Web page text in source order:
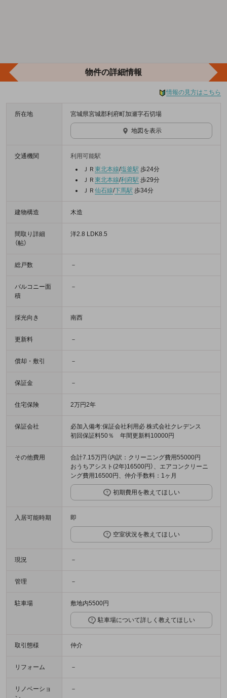
物件の詳細情報
情報の見方はこちら
所在地 宮城県宮城郡利府町加瀬字石切場
地図を表示
交通機関
利用可能駅
ＪＲ 東北本線/塩釜駅 歩24分
ＪＲ 東北本線/利府駅 歩29分
ＪＲ 仙石線/下馬駅 歩34分
建物構造 木造
間取り詳細
（帖）
洋2.8 LDK8.5
総戸数 －
バルコニー面
積
－
採光向き 南西
更新料 －
償却・敷引 －
保証金 －
住宅保険 2万円2年
保証会社
必加入備考:保証会社利用必 株式会社クレデンス
初回保証料50％ 年間更新料10000円
その他費用
合計7.15万円（内訳：クリーニング費用55000円
おうちアシスト(2年)16500円）、エアコンクリーニ
ング費用16500円、仲介手数料：1ヶ月
初期費用を教えてほしい
入居可能時期 即
空室状況を教えてほしい
現況 －
管理 －
駐車場 敷地内5500円
駐車場について詳しく教えてほしい
取引態様 仲介
リフォーム －
リノベーショ
－